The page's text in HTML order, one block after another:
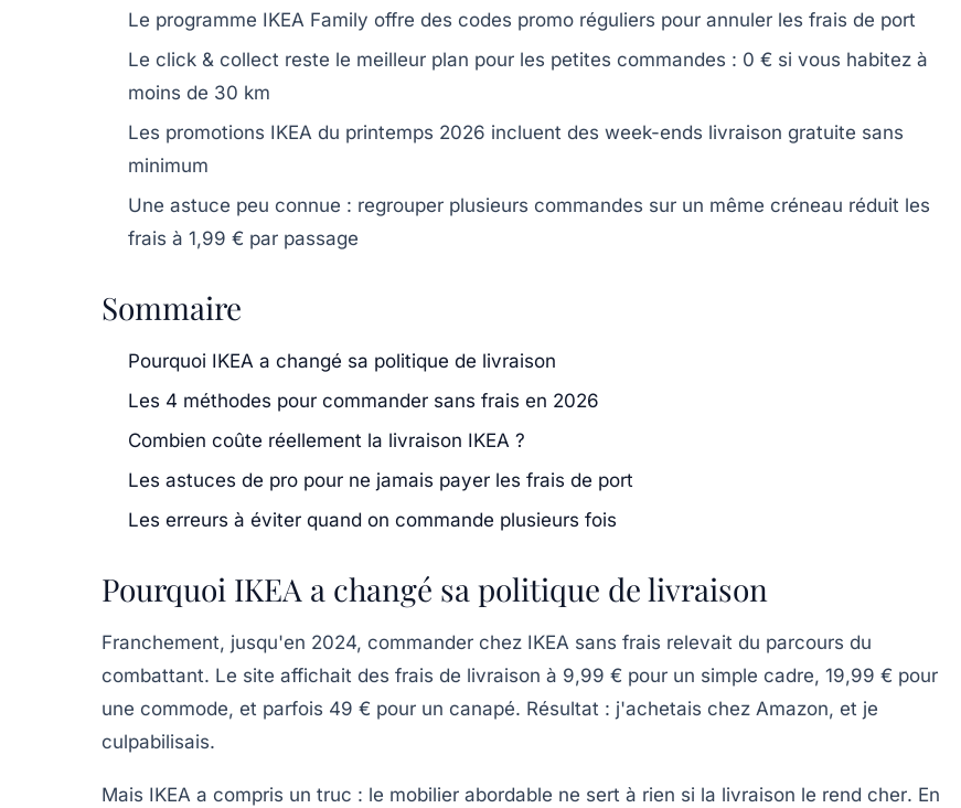
Le programme IKEA Family offre des codes promo réguliers pour annuler les frais de port
Le click & collect reste le meilleur plan pour les petites commandes : 0 € si vous habitez à
moins de 30 km
Les promotions IKEA du printemps 2026 incluent des week-ends livraison gratuite sans
minimum
Une astuce peu connue : regrouper plusieurs commandes sur un même créneau réduit les
frais à 1,99 € par passage
Sommaire
Pourquoi IKEA a changé sa politique de livraison
Les 4 méthodes pour commander sans frais en 2026
Combien coûte réellement la livraison IKEA ?
Les astuces de pro pour ne jamais payer les frais de port
Les erreurs à éviter quand on commande plusieurs fois
Pourquoi IKEA a changé sa politique de livraison
Franchement, jusqu'en 2024, commander chez IKEA sans frais relevait du parcours du
combattant. Le site affichait des frais de livraison à 9,99 € pour un simple cadre, 19,99 € pour
une commode, et parfois 49 € pour un canapé. Résultat : j'achetais chez Amazon, et je
culpabilisais.
Mais IKEA a compris un truc : le mobilier abordable ne sert à rien si la livraison le rend cher. En